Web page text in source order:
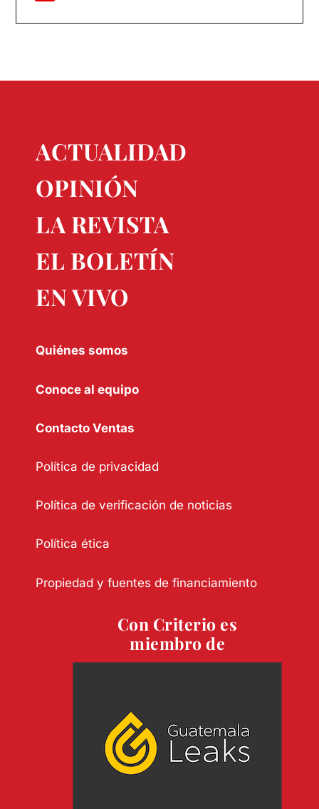
ACTUALIDAD
OPINIÓN
LA REVISTA
EL BOLETÍN
EN VIVO
Quiénes somos
Conoce al equipo
Contacto Ventas
Política de privacidad
Política de verificación de noticias
Política ética
Propiedad y fuentes de financiamiento
Con Criterio es
miembro de